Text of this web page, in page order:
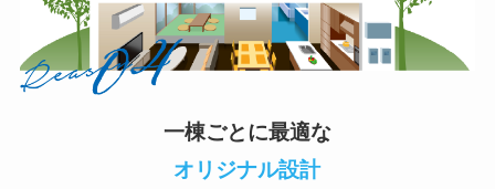
一棟ごとに最適な
オリジナル設計